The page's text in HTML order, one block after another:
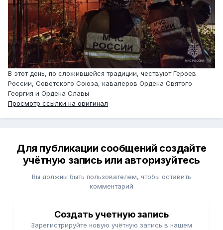
В этот день, по сложившейся традиции, чествуют Героев
России, Советского Союза, кавалеров Ордена Святого
Георгия и Ордена Славы
Просмотр ссылки на оригинал
Для публикации сообщений создайте
учётную запись или авторизуйтесь
Вы должны быть пользователем, чтобы оставить
комментарий
Создать учетную запись
Зарегистрируйте новую учётную запись в нашем